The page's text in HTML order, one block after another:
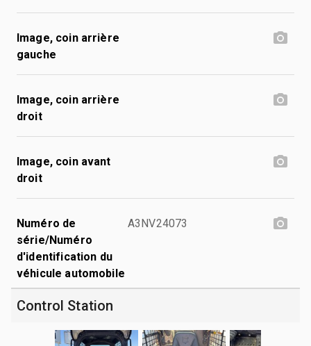
Image, coin arrière
gauche
Image, coin arrière
droit
Image, coin avant
droit
Numéro de
série/Numéro
d'identification du
véhicule automobile
A3NV24073
Control Station